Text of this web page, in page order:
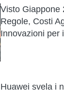
Visto Giappone
Regole, Costi
Innovazioni per
Huawei svela i